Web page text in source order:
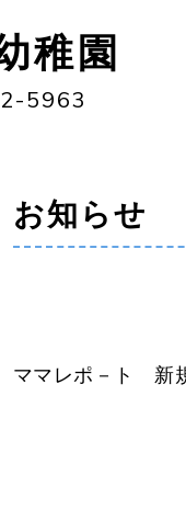
稚園
5963
お知らせ
ママレポ－ト 新